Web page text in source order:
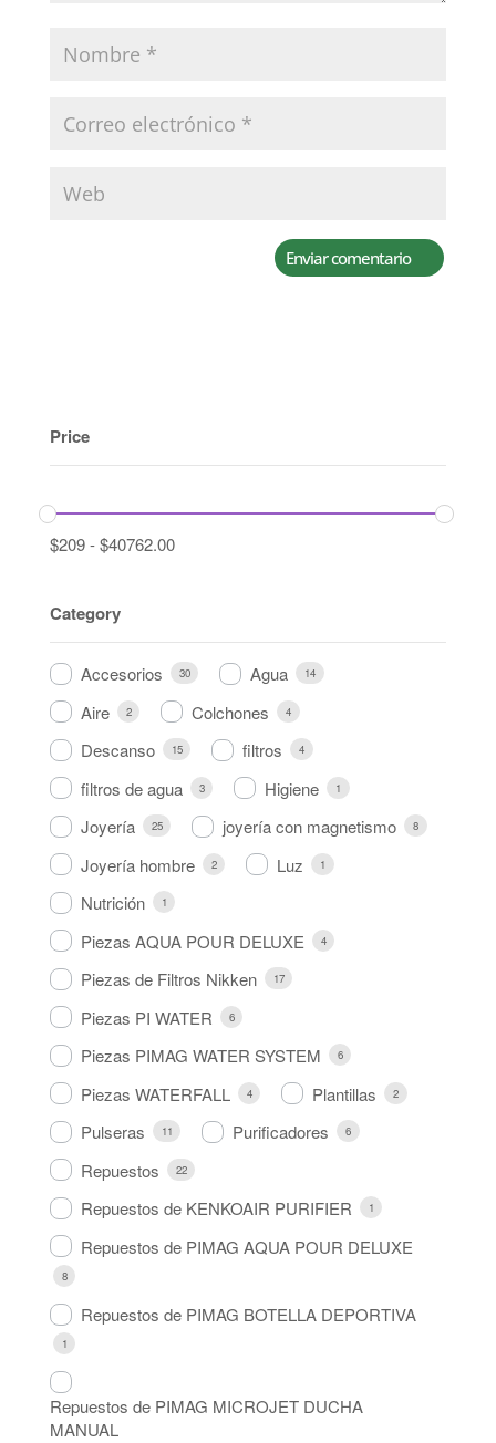
Price
$209-$40762.00
Category
Accesorios 30 Agua 14
Aire 2 Colchones 4
Descanso 15 filtros 4
filtros de agua 3 Higiene 1
Joyería 25 joyería con magnetismo 8
Joyería hombre 2 Luz 1
Nutrición 1
Piezas AQUA POUR DELUXE 4
Piezas de Filtros Nikken 17
Piezas PI WATER 6
Piezas PIMAG WATER SYSTEM 6
Piezas WATERFALL 4 Plantillas 2
Pulseras 11 Purificadores 6
Repuestos 22
Repuestos de KENKOAIR PURIFIER 1
Repuestos de PIMAG AQUA POUR DELUXE
8
Repuestos de PIMAG BOTELLA DEPORTIVA
1
Repuestos de PIMAG MICROJET DUCHA
MANUAL